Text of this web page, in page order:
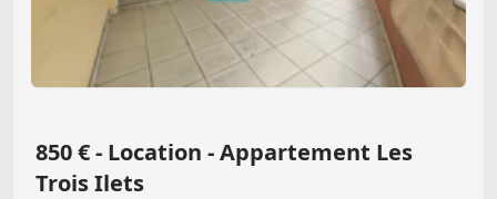
850 € - Location - Appartement Les
Trois Ilets